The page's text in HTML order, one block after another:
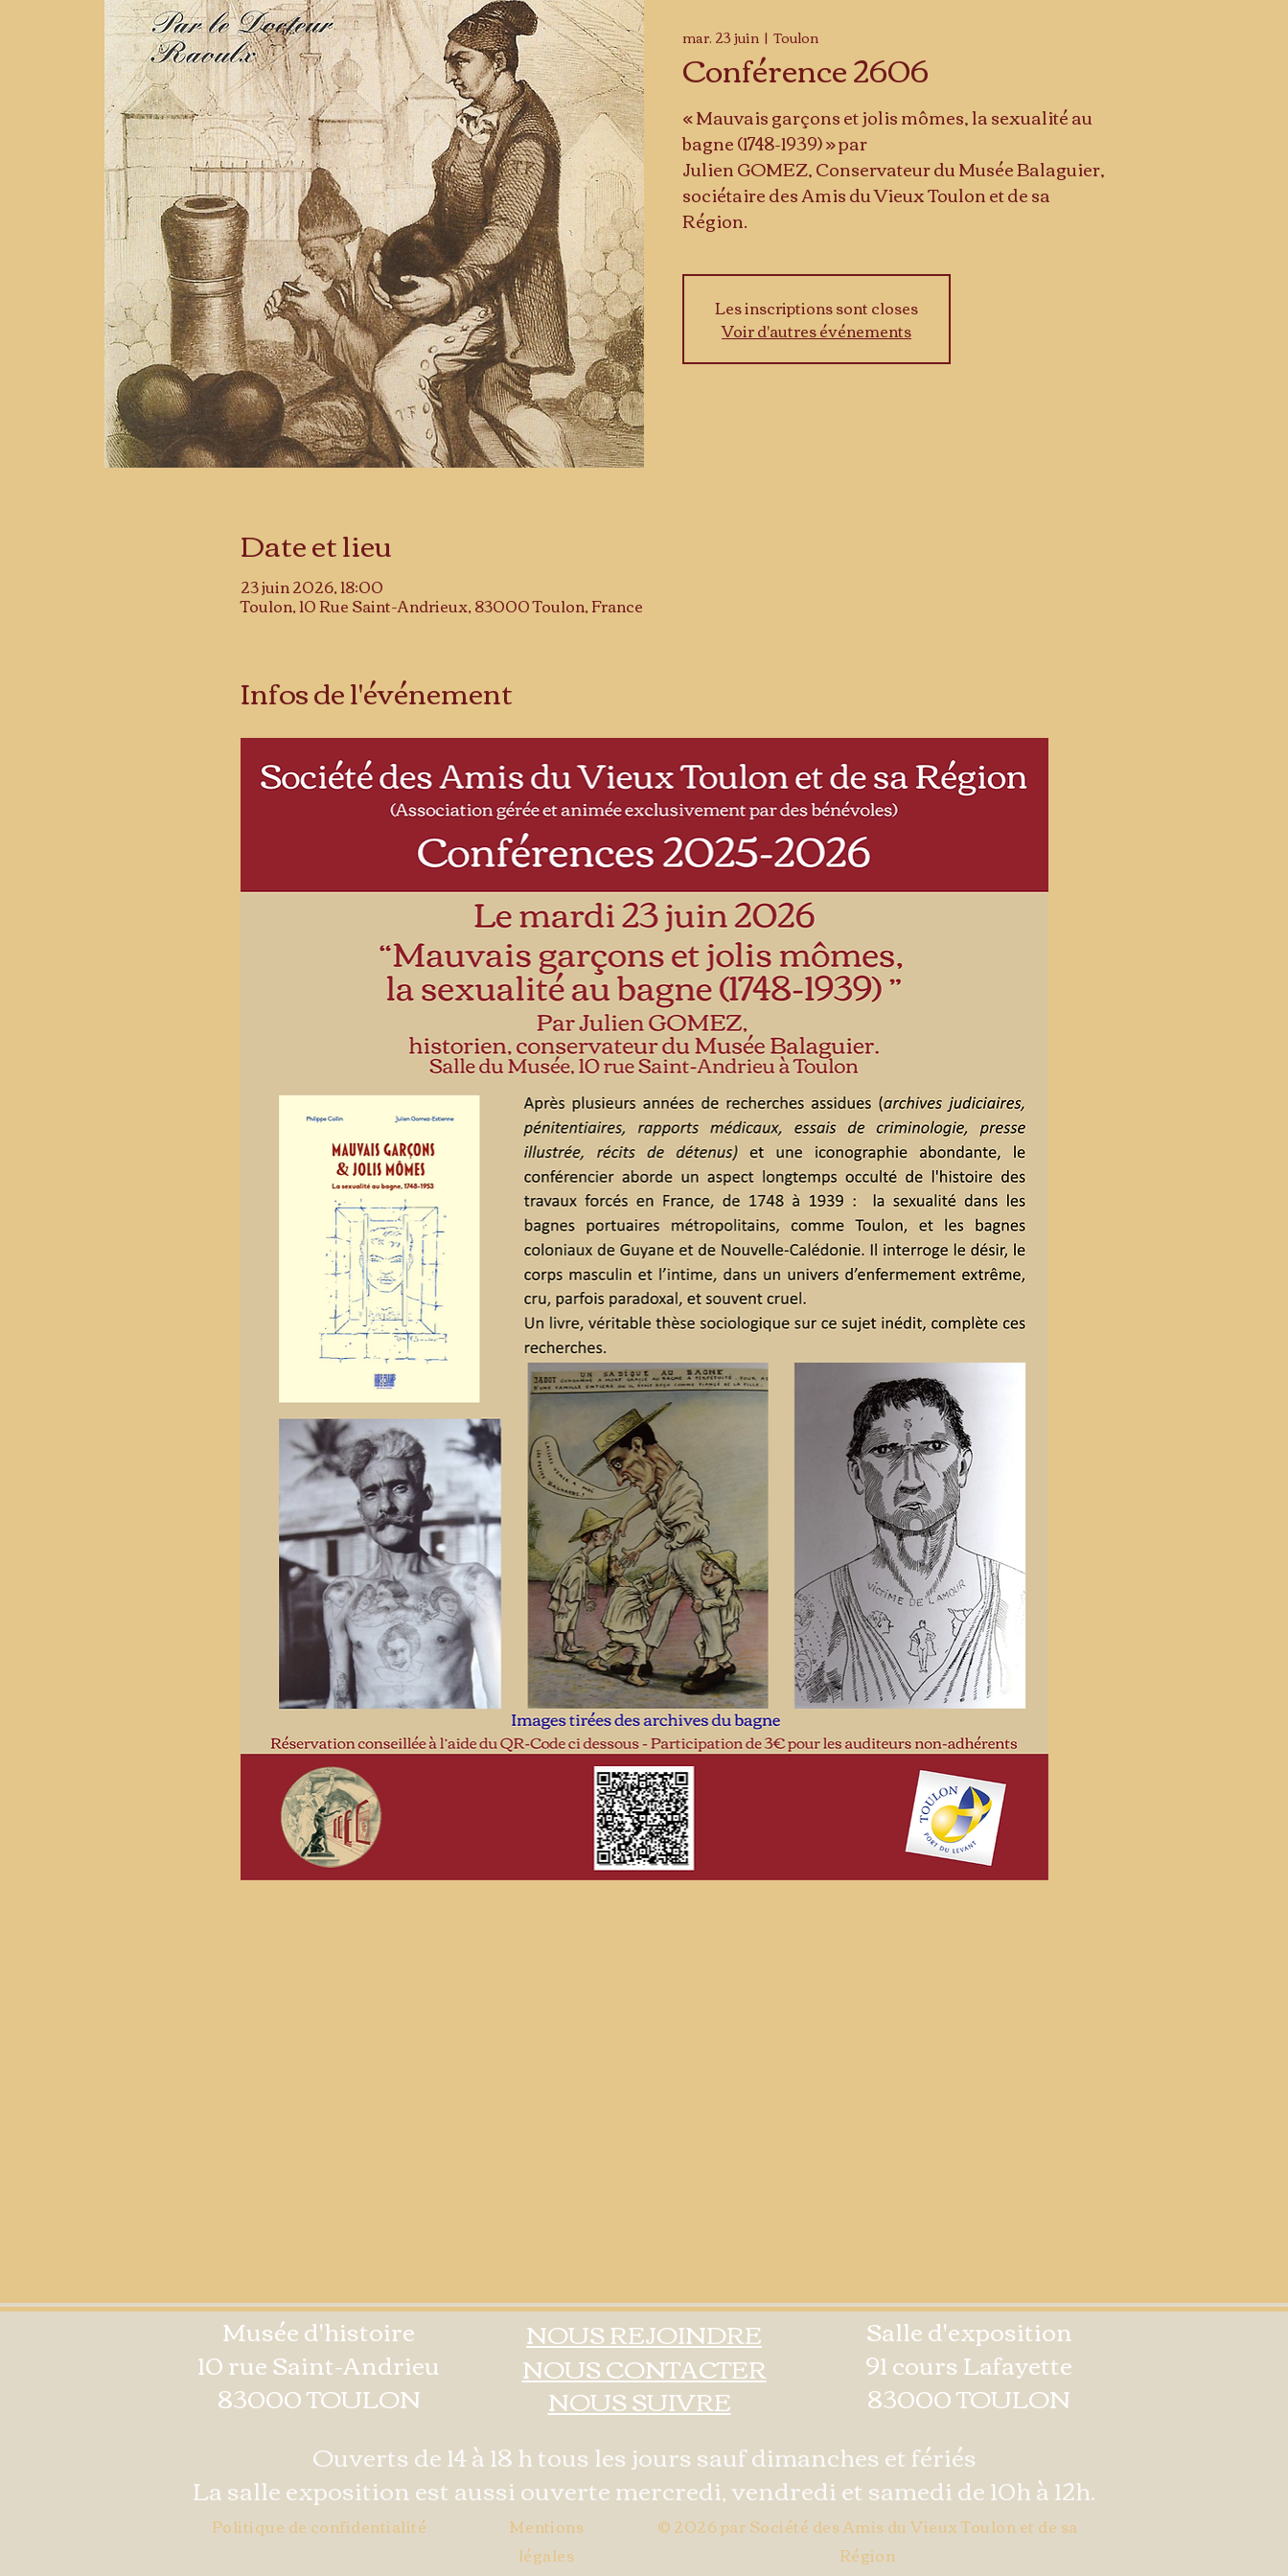
mar. 23 juin
  |
Toulon
Conférence 2606
« Mauvais garçons et jolis mômes, la sexualité au
bagne (1748-1939) » par
Julien GOMEZ, Conservateur du Musée Balaguier,
sociétaire des Amis du Vieux Toulon et de sa
Région.
Les inscriptions sont closes
Voir d'autres événements
Date et lieu
23 juin 2026, 18:00
Toulon, 10 Rue Saint-Andrieux, 83000 Toulon, France
Infos de l'événement
Musée d'histoire
10 rue Saint-Andrieu
83000 TOULON
NOUS CONTACTER
NOUS REJOINDRE
NOUS SUIVRE
Salle d'exposition
91 cours Lafayette
83000 TOULON
Ouverts de 14 à 18 h tous les jours sauf dimanches et fériés
La salle exposition est aussi ouverte mercredi, vendredi et samedi de 10h à 12h.
Politique de confidentialité
Mentions
légales
© 2026 par Société des Amis du Vieux Toulon et de sa
Région